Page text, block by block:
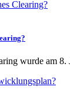
wurde am